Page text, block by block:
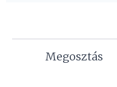
Megosztás